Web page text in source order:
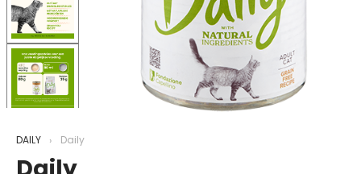
DAILY Daily